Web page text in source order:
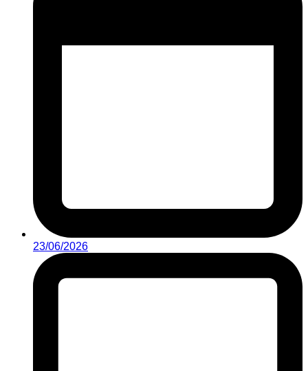
23/06/2026